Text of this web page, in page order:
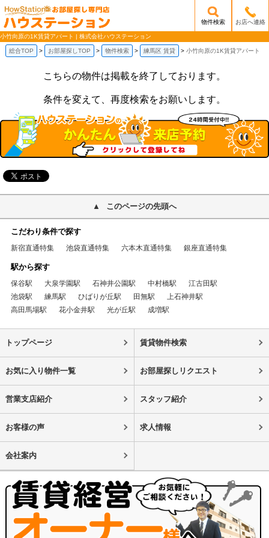
/mobile_img/head-logo.png
物件検索 お店へ連絡
小竹向原の1K賃貸アパート | 株式会社ハウステーション
総合TOP お部屋探しTOP 物件検索 練馬区 賃貸 小竹向原の1K賃貸アパート
こちらの物件は掲載を終了しております。
条件を変えて、再度検索をお願いします。
このページの先頭へ
こだわり条件で探す
新宿直通特集 池袋直通特集 六本木直通特集 銀座直通特集
駅から探す
保谷駅 大泉学園駅 石神井公園駅 中村橋駅
江古田駅
池袋駅
練馬駅 ひばりが丘駅 田無駅
上石神井駅
高田馬場駅
花小金井駅 光が丘駅 成増駅
トップページ 賃貸物件検索
お気に入り物件一覧 お部屋探しリクエスト
営業支店紹介 スタッフ紹介
お客様の声 求人情報
会社案内